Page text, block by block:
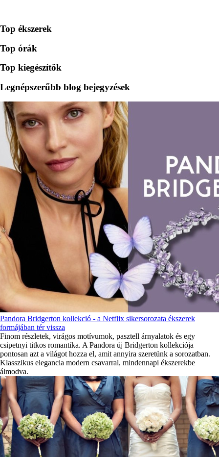
Top ékszerek
Top órák
Top kiegészítők
Legnépszerűbb blog bejegyzések
Pandora Bridgerton kollekció - a Netflix sikersorozata ékszerek
formájában tér vissza
Finom részletek, virágos motívumok, pasztell árnyalatok és egy
csipetnyi titkos romantika. A Pandora új Bridgerton kollekciója
pontosan azt a világot hozza el, amit annyira szeretünk a sorozatban.
Klasszikus elegancia modern csavarral, mindennapi ékszerekbe
álmodva.